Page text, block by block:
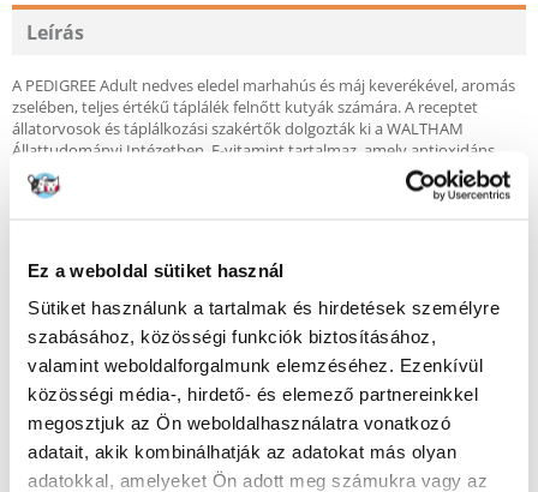
Ez a weboldal sütiket használ
Sütiket használunk a tartalmak és hirdetések személyre
szabásához, közösségi funkciók biztosításához,
valamint weboldalforgalmunk elemzéséhez. Ezenkívül
közösségi média-, hirdető- és elemező partnereinkkel
megosztjuk az Ön weboldalhasználatra vonatkozó
adatait, akik kombinálhatják az adatokat más olyan
adatokkal, amelyeket Ön adott meg számukra vagy az
Leírás
A PEDIGREE Adult nedves eledel marhahús és máj keverékével, aromás
zselében, teljes értékű táplálék felnőtt kutyák számára. A receptet
állatorvosok és táplálkozási szakértők dolgozták ki a WALTHAM
Állattudományi Intézetben. E-vitamint tartalmaz, amely antioxidáns
tulajdonságokkal rendelkezik és támogatja kutyája természetes
védekező mechanizmusait, valamint cinket, amely elősegíti az
elősegítik az egészséges emésztést, mert minden kutya megérdemli,
hogy egészséges legyen a hasa.
• 100% teljes értékű és kiegyensúlyozott.
• Természetes* összetevőkkel.
• Egészséges emésztés.
• A természetes védekező mechanizmusok támogatása.
• Egészséges bőr és szőr.
• Mesterséges színezékek és ízfokozók nélkül.
• 100%-ban újrahasznosítható csomagolás.